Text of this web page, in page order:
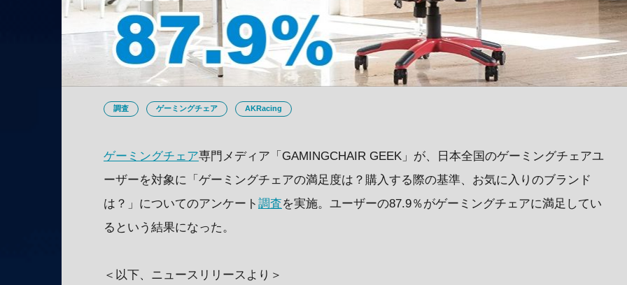
調査 ゲーミングチェア AKRacing
ゲーミングチェア専門メディア「GAMINGCHAIR GEEK」が、日本全国のゲーミングチェアユ
ーザーを対象に「ゲーミングチェアの満足度は？購入する際の基準、お気に入りのブランド
は？」についてのアンケート 調査を実施。ユーザーの87.9％がゲーミングチェアに満足してい
るという結果になった。
＜以下、ニュースリリースより＞